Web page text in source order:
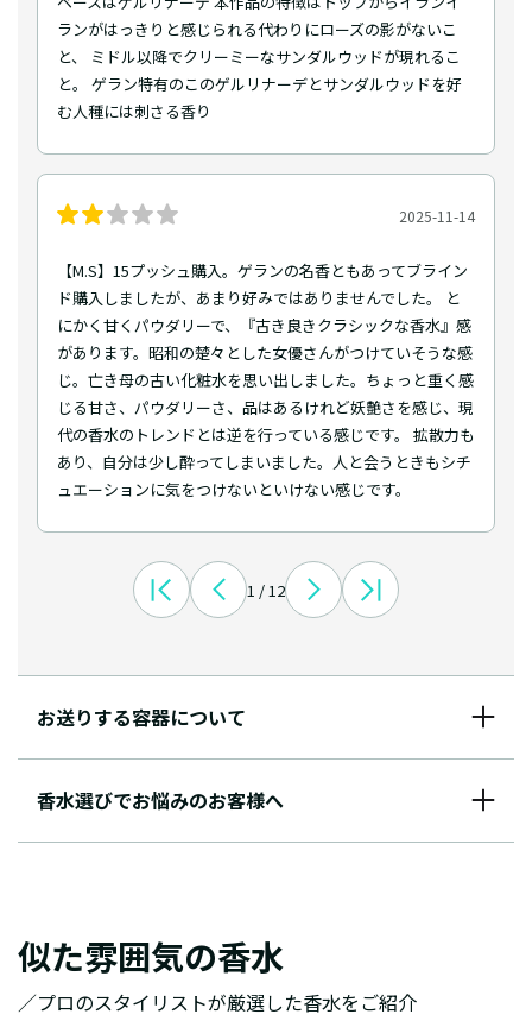
ランがはっきりと感じられる代わりにローズの影がないこ
と、 ミドル以降でクリーミーなサンダルウッドが現れるこ
と。 ゲラン特有のこのゲルリナーデとサンダルウッドを好
む人種には刺さる香り
2025-11-14
【M.S】15プッシュ購入。ゲランの名香ともあってブライン
ド購入しましたが、あまり好みではありませんでした。 と
にかく甘くパウダリーで、『古き良きクラシックな香水』感
があります。昭和の楚々とした女優さんがつけていそうな感
じ。亡き母の古い化粧水を思い出しました。ちょっと重く感
じる甘さ、パウダリーさ、品はあるけれど妖艶さを感じ、現
代の香水のトレンドとは逆を行っている感じです。 拡散力も
あり、自分は少し酔ってしまいました。人と会うときもシチ
ュエーションに気をつけないといけない感じです。
1 / 12
お送りする容器について
香水選びでお悩みのお客様へ
似た雰囲気の香水
／プロのスタイリストが厳選した香水をご紹介